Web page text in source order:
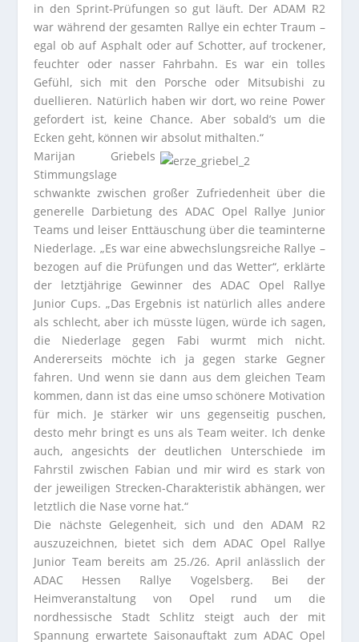
in den Sprint-Prüfungen so gut läuft. Der ADAM R2
war während der gesamten Rallye ein echter Traum –
egal ob auf Asphalt oder auf Schotter, auf trockener,
feuchter oder nasser Fahrbahn. Es war ein tolles
Gefühl, sich mit den Porsche oder Mitsubishi zu
duellieren. Natürlich haben wir dort, wo reine Power
gefordert ist, keine Chance. Aber sobald’s um die
Ecken geht, können wir absolut mithalten.“
Marijan Griebels
Stimmungslage
schwankte zwischen großer Zufriedenheit über die
generelle Darbietung des ADAC Opel Rallye Junior
Teams und leiser Enttäuschung über die teaminterne
Niederlage. „Es war eine abwechslungsreiche Rallye –
bezogen auf die Prüfungen und das Wetter“, erklärte
der letztjährige Gewinner des ADAC Opel Rallye
Junior Cups. „Das Ergebnis ist natürlich alles andere
als schlecht, aber ich müsste lügen, würde ich sagen,
die Niederlage gegen Fabi wurmt mich nicht.
Andererseits möchte ich ja gegen starke Gegner
fahren. Und wenn sie dann aus dem gleichen Team
kommen, dann ist das eine umso schönere Motivation
für mich. Je stärker wir uns gegenseitig puschen,
desto mehr bringt es uns als Team weiter. Ich denke
auch, angesichts der deutlichen Unterschiede im
Fahrstil zwischen Fabian und mir wird es stark von
der jeweiligen Strecken-Charakteristik abhängen, wer
letztlich die Nase vorne hat.“
Die nächste Gelegenheit, sich und den ADAM R2
auszuzeichnen, bietet sich dem ADAC Opel Rallye
Junior Team bereits am 25./26. April anlässlich der
ADAC Hessen Rallye Vogelsberg. Bei der
Heimveranstaltung von Opel rund um die
nordhessische Stadt Schlitz steigt auch der mit
Spannung erwartete Saisonauftakt zum ADAC Opel